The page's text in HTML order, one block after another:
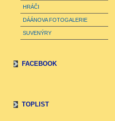
HRÁČI
DÁÁNOVA FOTOGALERIE
SUVENÝRY
FACEBOOK
TOPLIST